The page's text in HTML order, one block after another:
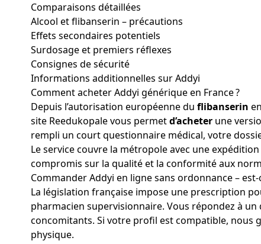
Comparaisons détaillées
Alcool et flibanserin – précautions
Effets secondaires potentiels
Surdosage et premiers réflexes
Consignes de sécurité
Informations additionnelles sur Addyi
Comment acheter Addyi générique en France ?
Depuis l’autorisation européenne du flibanserin
site Reedukopale vous permetd’acheter une
rempli un court questionnaire médical, votre
Le service couvre la métropole avec une
compromis sur la qualité et la conformité aux
Commander Addyi en ligne sans ordonnance – est-
La législation française impose une prescription
pharmacien supervisionnaire. Vous répondez à
concomitants. Si votre profil est compatible, nous
physique.